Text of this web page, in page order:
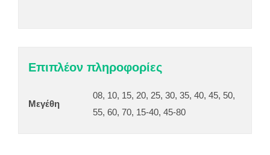
Επιπλέον πληροφορίες
Μεγέθη
08, 10, 15, 20, 25, 30, 35, 40, 45, 50,
55, 60, 70, 15-40, 45-80